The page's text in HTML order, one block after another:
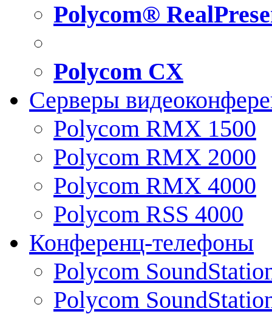
Polycom®
Polycom CX
Серверы
Polycom RMX 1500
Polycom RMX 2000
Polycom RMX 4000
Polycom RSS 4000
Конференц-телефоны
Polycom
Polycom